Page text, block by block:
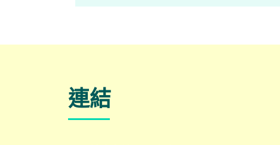
合。 人類在 AI 發展中的關鍵角色： 人類的監
督與參與仍不可或缺，包括確保內容準確性、
連結